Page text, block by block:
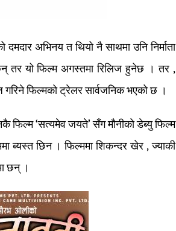
अभिनय त थियो नै साथमा उनि निर्माता
तर यो फिल्म अगस्तमा रिलिज हुनेछ । तर ,
फिल्मको ट्रेलर सार्वजनिक भएको छ ।
फिल्म ‘सत्यमेव जयते’ सँग मौनीको डेब्यु फिल्म
ब्यस्त छिन । फिल्ममा शिकन्दर खेर , ज्याकी
छन् ।